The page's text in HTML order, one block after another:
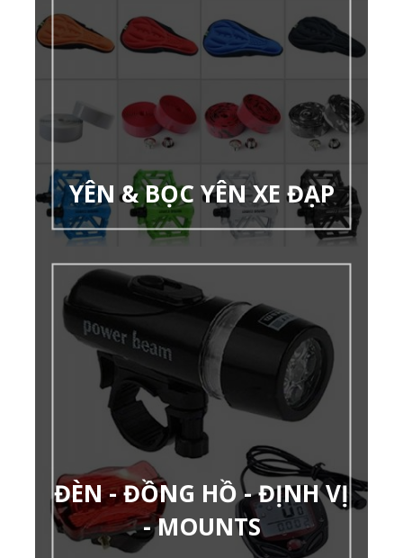
YÊN & BỌC YÊN XE ĐẠP
ĐÈN - ĐỒNG HỒ - ĐỊNH VỊ
- MOUNTS